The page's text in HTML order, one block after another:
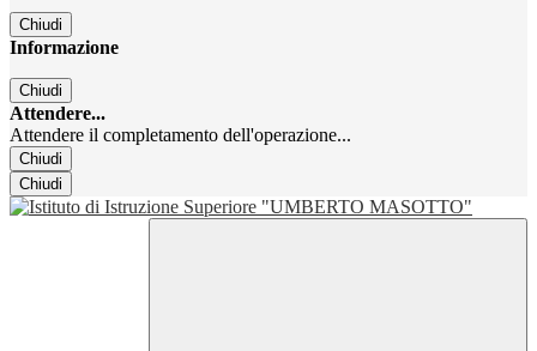
Chiudi
Informazione
Chiudi
Attendere...
Attendere il completamento dell'operazione...
Chiudi
Chiudi